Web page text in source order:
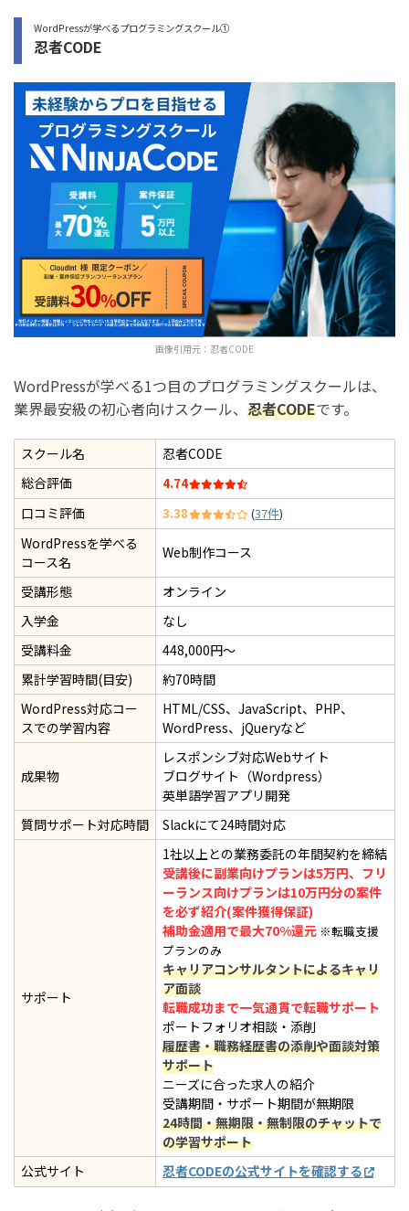
WordPressが学べるプログラミングスクール①
忍者CODE
画像引用元： 忍者CODE
WordPressが学べる1つ目のプログラミングスクールは、
業界最安級の初心者向けスクール、 忍者CODEです。
スクール名
忍者CODE
総合評価
4.74
口コミ評価 3.38 (37件)
WordPressを学べる
コース名
Web制作コース
受講形態
オンライン
入学金
なし
受講料金
448,000円～
累計学習時間(目安)
約70時間
WordPress対応コー
スでの学習内容
HTML/CSS、JavaScript、PHP、
WordPress、jQueryなど
成果物
レスポンシブ対応Webサイト
ブログサイト（Wordpress）
英単語学習アプリ開発
質問サポート対応時間
Slackにて24時間対応
サポート
1社以上との業務委託の年間契約を締結
受講後に副業向けプランは5万円、フリ
ーランス向けプランは10万円分の案件
を必ず紹介(案件獲得保証)
補助金適用で最大70%還元 ※転職支援
プランのみ
キャリアコンサルタントによるキャリ
ア面談
転職成功まで一気通貫で転職サポート
ポートフォリオ相談・添削
履歴書・職務経歴書の添削や面談対策
サポート
ニーズに合った求人の紹介
受講期間・サポート期間が無期限
24時間・無期限・無制限のチャットで
の学習サポート
公式サイト
忍者CODEの公式サイトを確認する